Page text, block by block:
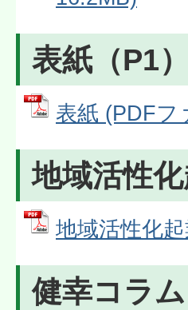
表紙（P1）
表紙 (PDFフ
地域活性
地域活性化
健幸コラ